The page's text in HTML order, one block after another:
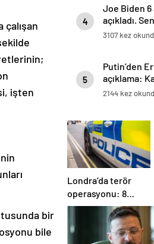
işten
bir
bile
4
Joe Biden
açıkladı.
3107 kez
5
Putin’den
açıklama:
2144 kez
Londra’da terör
operasyonu: 8
gözaltı